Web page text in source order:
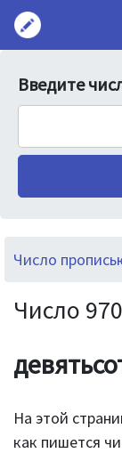
Введите
Число
Число
На этой
как пишется